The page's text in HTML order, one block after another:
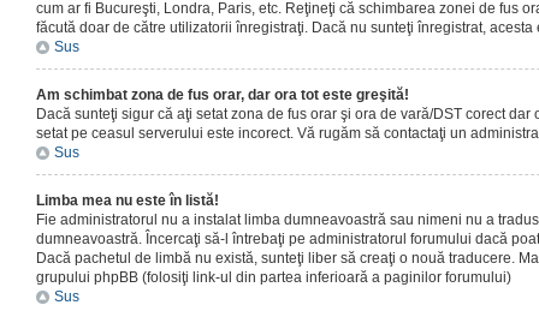
cum ar fi Bucureşti, Londra, Paris, etc. Reţineţi că schimbarea zonei de fus
făcută doar de către utilizatorii înregistraţi. Dacă nu sunteţi înregistrat, acesta
Sus
Am schimbat zona de fus orar, dar ora tot este greşită!
Dacă sunteţi sigur că aţi setat zona de fus orar şi ora de vară/DST corect
setat pe ceasul serverului este incorect. Vă rugăm să contactaţi un
Sus
Limba mea nu este în listă!
Fie administratorul nu a instalat limba dumneavoastră sau nimeni nu a
dumneavoastră. Încercaţi să-l întrebaţi pe administratorul forumului dacă
Dacă pachetul de limbă nu există, sunteţi liber să creaţi o nouă traducere.
grupului phpBB (folosiţi link-ul din partea inferioară a paginilor forumului)
Sus